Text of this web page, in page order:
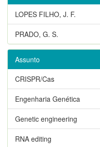
LOPES FILHO, J. F.
PRADO, G. S.
Assunto
CRISPR/Cas
Engenharia Genética
Genetic engineering
RNA editing